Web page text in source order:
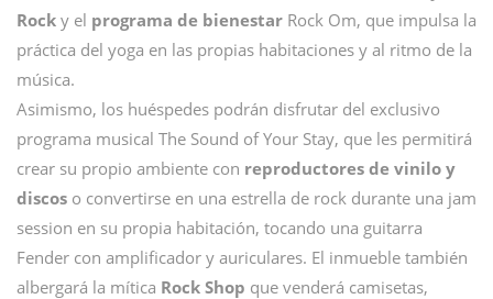
Rock y el programa de bienestar Rock Om, que impulsa la
práctica del yoga en las propias habitaciones y al ritmo de la
música.
Asimismo, los huéspedes podrán disfrutar del exclusivo
programa musical The Sound of Your Stay, que les permitirá
crear su propio ambiente con reproductores de vinilo y
discos o convertirse en una estrella de rock durante una jam
session en su propia habitación, tocando una guitarra
Fender con amplificador y auriculares. El inmueble también
albergará la mítica Rock Shop que venderá camisetas,